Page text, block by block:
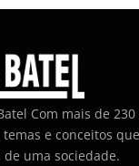
Com mais de
e conceitos
uma sociedade.